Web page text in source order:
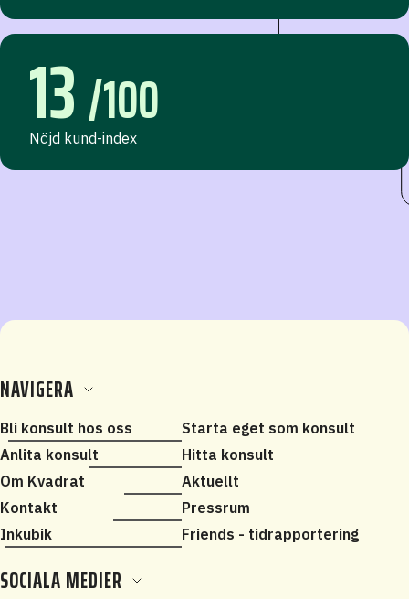
13/100
Nöjd kund-index
NAVIGERA
Bli konsult hos oss
Starta eget som konsult
Anlita konsult
Hitta konsult
Om Kvadrat
Aktuellt
Kontakt
Pressrum
Inkubik
Friends - tidrapportering
SOCIALA MEDIER